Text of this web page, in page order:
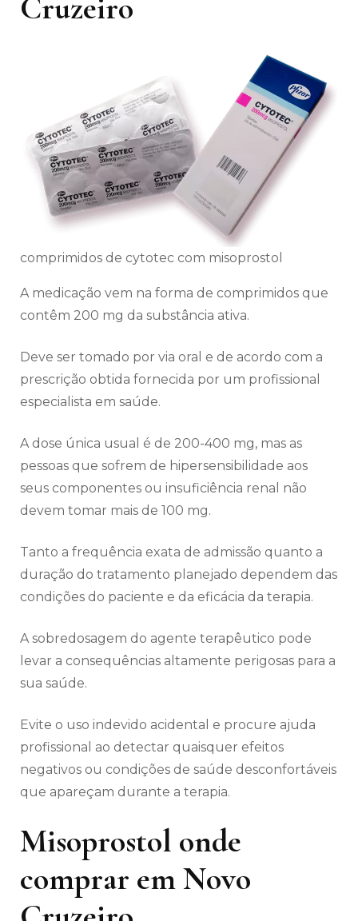
Cruzeiro
comprimidos de cytotec com misoprostol
A medicação vem na forma de comprimidos que
contêm 200 mg da substância ativa.
Deve ser tomado por via oral e de acordo com a
prescrição obtida fornecida por um profissional
especialista em saúde.
A dose única usual é de 200-400 mg, mas as
pessoas que sofrem de hipersensibilidade aos
seus componentes ou insuficiência renal não
devem tomar mais de 100 mg.
Tanto a frequência exata de admissão quanto a
duração do tratamento planejado dependem das
condições do paciente e da eficácia da terapia.
A sobredosagem do agente terapêutico pode
levar a consequências altamente perigosas para a
sua saúde.
Evite o uso indevido acidental e procure ajuda
profissional ao detectar quaisquer efeitos
negativos ou condições de saúde desconfortáveis
​​que apareçam durante a terapia.
Misoprostol onde
comprar em Novo